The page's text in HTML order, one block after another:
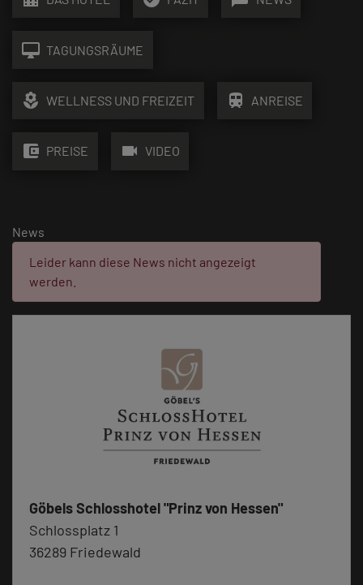
desktop_mac TAGUNGSRÄUME
local_florist WELLNESS UND FREIZEIT train ANREISE
account_balance_wallet PREISE videocam VIDEO
News
Fehler:
Leider kann diese News nicht angezeigt
werden.
Göbels Schlosshotel "Prinz von Hessen"
Schlossplatz 1
36289 Friedewald